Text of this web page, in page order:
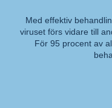
Kommentar:
Med effektiv
viruset förs vidare till
För 95 procent av